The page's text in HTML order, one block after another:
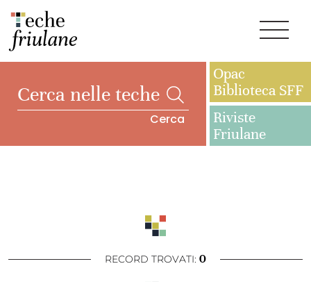
Cerca
Opac
Biblioteca SFF
Riviste
Friulane
RECORD TROVATI: 0